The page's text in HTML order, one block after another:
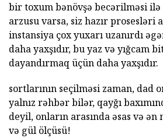
bir toxum bənövşə becərilməsi
arzusu varsa, siz hazır prosesləri
instansiya çox yuxarı uzanırdı
daha yaxşıdır, bu yaz və yığcam
dayandırmaq üçün daha yaxşıdır.
sortlarının seçilməsi zaman, dad
yalnız rəhbər bilər, qayğı
deyil, onların arasında əsas və
və gül ölçüsü!